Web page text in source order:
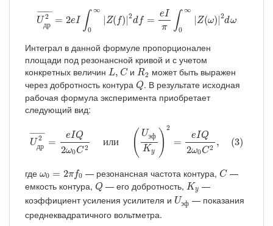
¯¯¯¯¯¯¯¯
U 2
др = 2eI ∫
∞
0
|Z(f)|2
df = eI
π
∫
∞
0
|Z(ω)|2
dω
U eI∫0 π∫0 ∞|Z(
Интеграл в данной формуле пропорционален
площади под резонансной кривой и с учетом
конкретных величин L, C
L,C иR2
R2может быть выражен
через добротность контура Q
Q. В результате исходная
рабочая формула эксперимента приобретает
следующий вид:
¯¯¯¯¯¯¯¯
U 2
др =
eIQ
2ω0C2
или ( Uэф
Ky ) 2
=
eIQ
2ω0C2
, (3)
( эф Ky
где ω0 = 2πf0
ω 2πf0 — резонансная частота контура, C
C—
емкость контура, Q
Q — его добротность, Ky
Ky —
коэффициент усиления усилителя и Uэф
Uэф— показания
среднеквадратичного вольтметра.